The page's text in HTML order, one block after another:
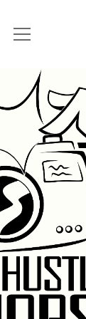
STARTSEITE
GRAFFITI
Menü
öffnen
BOMBINGS
SUBWAY
S-BAHN
TRAINS
WALLS
FRAGT…
ROSTOCK
REGIO
GÜTER
GRAFFITI Menü
öffnen
TRAINS
Menü
öffnen